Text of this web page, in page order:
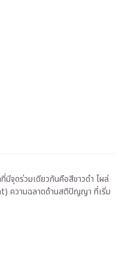
จุดร่วมเดียวกันคือสีขาวดำ โผล่
ความฉลาดด้านสติปัญญา ที่เริ่ม